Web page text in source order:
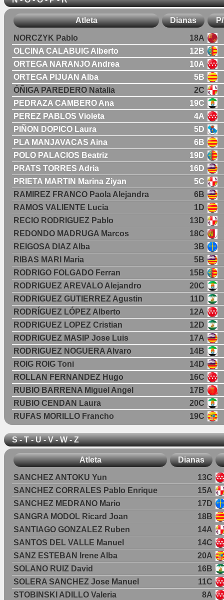
Atleta Dianas
NORCZYK Pablo
18A
OLCINA CALABUIG Alberto
12B
ORTEGA NARANJO Andrea
10A
ORTEGA PIJUAN Alba
5B
ÓÑIGA PAREDERO Natalia
2C
PEDRAZA CAMBERO Ana
19C
PEREZ PABLOS Violeta
4A
PIÑON DOPICO Laura
5D
PLA MANJAVACAS Aina
6B
POLO PALACIOS Beatriz
19D
PRATS TORRES Adria
16D
PRIETA MARTIN Marina Ziyan
5C
RAMIREZ FRANCO Paola Alejandra
6B
RAMOS VALIENTE Lucia
1D
RECIO RODRIGUEZ Pablo
13D
REDONDO MADRUGA Marcos
18C
REIGOSA DIAZ Alba
3B
RIBAS MARI Maria
5B
RODRIGO FOLGADO Ferran
15B
RODRIGUEZ AREVALO Alejandro
20C
RODRIGUEZ GUTIERREZ Agustin
11D
RODRÍGUEZ LÓPEZ Alberto
12A
RODRIGUEZ LOPEZ Cristian
12D
RODRIGUEZ MASIP Jose Luis
17A
RODRIGUEZ NOGUERA Alvaro
14B
ROIG ROIG Toni
14D
ROLLAN FERNANDEZ Hugo
16C
RUBIO BARRENA Miguel Angel
17B
RUBIO CENDAN Laura
20C
RUFAS MORILLO Francho
19C
S - T - U - V - W - Z
Atleta Dianas
SANCHEZ ANTOKU Yun
13C
SANCHEZ CORRALES Pablo Enrique
15A
SANCHEZ MEDRANO Mario
17D
SANGRA MODOL Ricard Joan
18B
SANTIAGO GONZALEZ Ruben
14A
SANTOS DEL VALLE Manuel
14C
SANZ ESTEBAN Irene Alba
20A
SOLANO RUIZ David
16B
SOLERA SANCHEZ Jose Manuel
11C
STOBINSKI ADILLO Valeria
8A